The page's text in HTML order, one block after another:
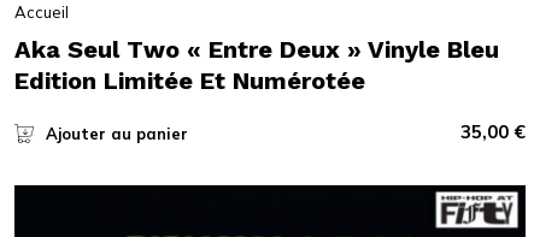
Accueil
Aka Seul Two « Entre Deux » Vinyle Bleu
Edition Limitée Et Numérotée
Ajouter au panier 35,00 €